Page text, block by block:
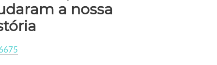
a nossa